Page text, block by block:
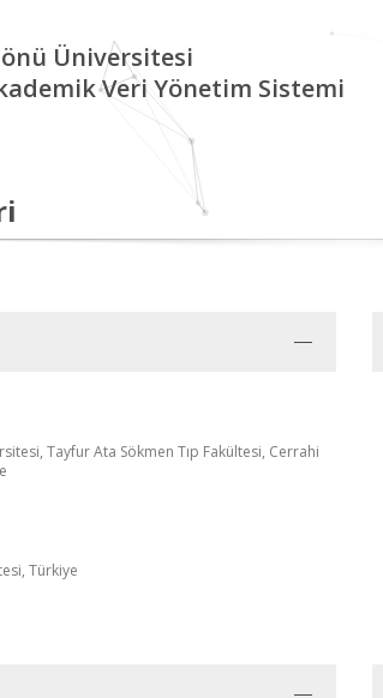
Üniversitesi
Veri Yönetim Sistemi
Tayfur Ata Sökmen Tıp Fakültesi, Cerrahi
Türkiye